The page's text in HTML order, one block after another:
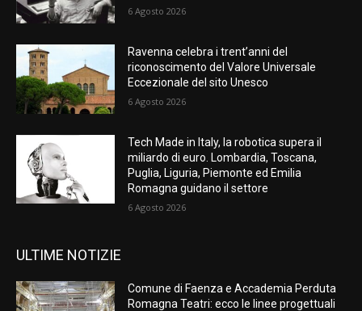
6 Agosto 2026
Ravenna celebra i trent’anni del
riconoscimento del Valore Universale
Eccezionale del sito Unesco
6 Agosto 2026
Tech Made in Italy, la robotica supera il
miliardo di euro. Lombardia, Toscana,
Puglia, Liguria, Piemonte ed Emilia
Romagna guidano il settore
6 Agosto 2026
ULTIME NOTIZIE
Comune di Faenza e Accademia Perduta
Romagna Teatri: ecco le linee progettuali